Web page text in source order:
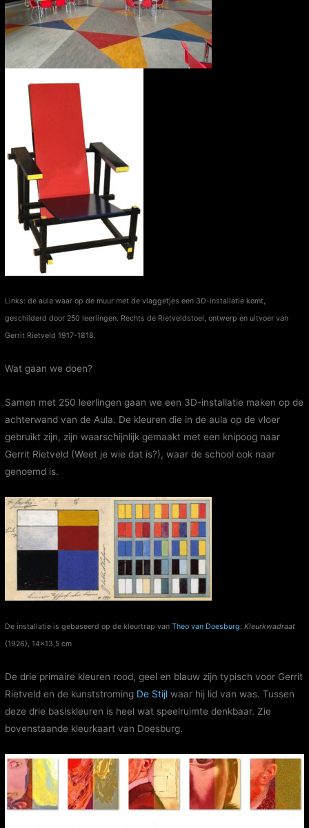
Links: de aula waar op de muur met de vlaggetjes een 3D-installatie komt,
geschilderd door 250 leerlingen. Rechts de Rietveldstoel, ontwerp en uitvoer van
Gerrit Rietveld 1917-1818.
Wat gaan we doen?
Samen met 250 leerlingen gaan we een 3D-installatie maken op de
achterwand van de Aula. De kleuren die in de aula op de vloer
gebruikt zijn, zijn waarschijnlijk gemaakt met een knipoog naar
Gerrit Rietveld (Weet je wie dat is?), waar de school ook naar
genoemd is.
De installatie is gebaseerd op de kleurtrap vanTheo van Doesburg:Kleurkwadraat
(1926), 14×13,5 cm
De drie primaire kleuren rood, geel en blauw zijn typisch voor Gerrit
Rietveld en de kunststroming De Stijlwaar hij lid van was. Tussen
deze drie basiskleuren is heel wat speelruimte denkbaar. Zie
bovenstaande kleurkaart van Doesburg.